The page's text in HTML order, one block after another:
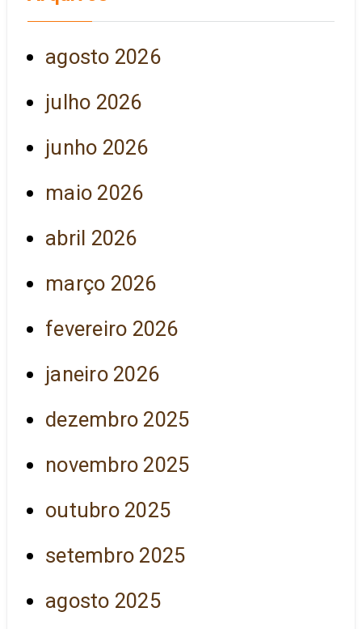
agosto 2026
julho 2026
junho 2026
maio 2026
abril 2026
março 2026
fevereiro 2026
janeiro 2026
dezembro 2025
novembro 2025
outubro 2025
setembro 2025
agosto 2025